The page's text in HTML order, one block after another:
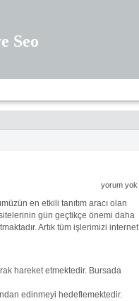
Seo
yorum yok
en etkili tanıtım aracı olan
gün geçtikçe önemi daha
Artık tüm işlerimizi internet
hareket etmektedir. Bursada
edinmeyi hedeflemektedir.